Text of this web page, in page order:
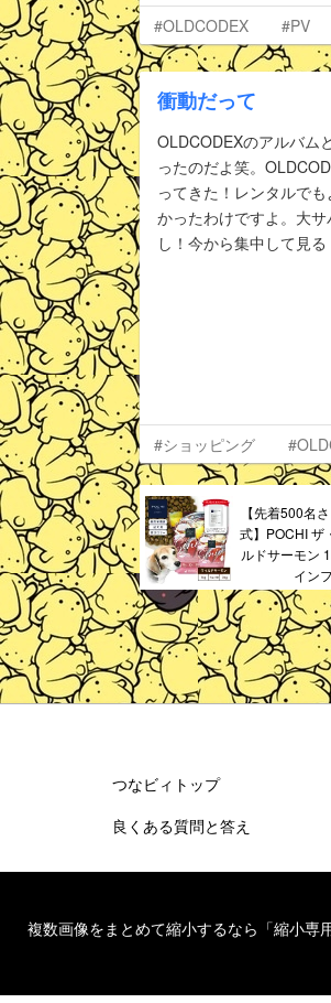
#OLDCODEX #PV
衝動だって
OLDCODEXのアルバム
ったのだよ笑。
ってきた！レンタルで
かったわけですよ。大
し！今から集中して見る
#ショッピング
【先着500名
式】POCHI ザ
ルドサーモン
イン
つなビィトップ
良くある質問と答え
複数画像をまとめて縮小するなら「縮小専